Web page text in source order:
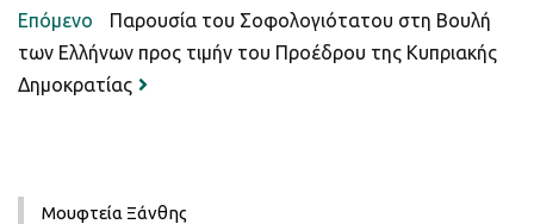
Επόμενο
Next
post:
Παρουσία του Σοφολογιότατου στη Βουλή
των Ελλήνων προς τιμήν του Προέδρου της Κυπριακής
Δημοκρατίας
Μουφτεία Ξάνθης